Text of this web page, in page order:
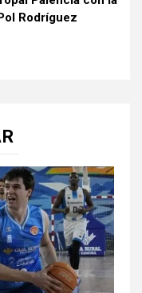
Rodríguez